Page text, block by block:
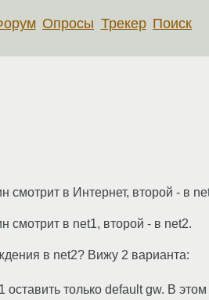
Опросы Трекер Поиск
смотрит в Интернет, второй - в
смотрит в net1, второй - в net2.
в net2? Вижу 2 варианта:
только default gw. В